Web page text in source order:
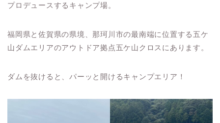
プロデュースするキャンプ場。
福岡県と佐賀県の県境、那珂川市の最南端に位置する五ケ
山ダムエリアのアウトドア拠点五ケ山クロスにあります。
ダムを抜けると、パーッと開けるキャンプエリア！